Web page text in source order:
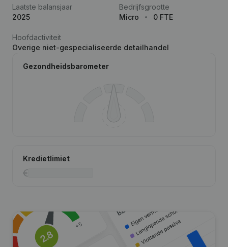
Laatste balansjaar
2025
Bedrijfsgrootte
Micro
0 FTE
Hoofdactiviteit
Overige niet-gespecialiseerde detailhandel
Gezondheidsbarometer
Kredietlimiet